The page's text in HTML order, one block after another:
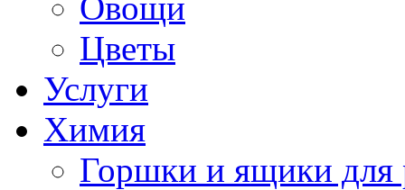
Цветы
Услуги
Химия
Горшки и ящики для